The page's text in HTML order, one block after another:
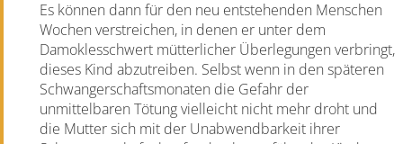
Es können dann für den neu entstehenden Menschen
Wochen verstreichen, in denen er unter dem
Damoklesschwert mütterlicher Überlegungen verbringt,
dieses Kind abzutreiben. Selbst wenn in den späteren
Schwangerschaftsmonaten die Gefahr der
unmittelbaren Tötung vielleicht nicht mehr droht und
die Mutter sich mit der Unabwendbarkeit ihrer